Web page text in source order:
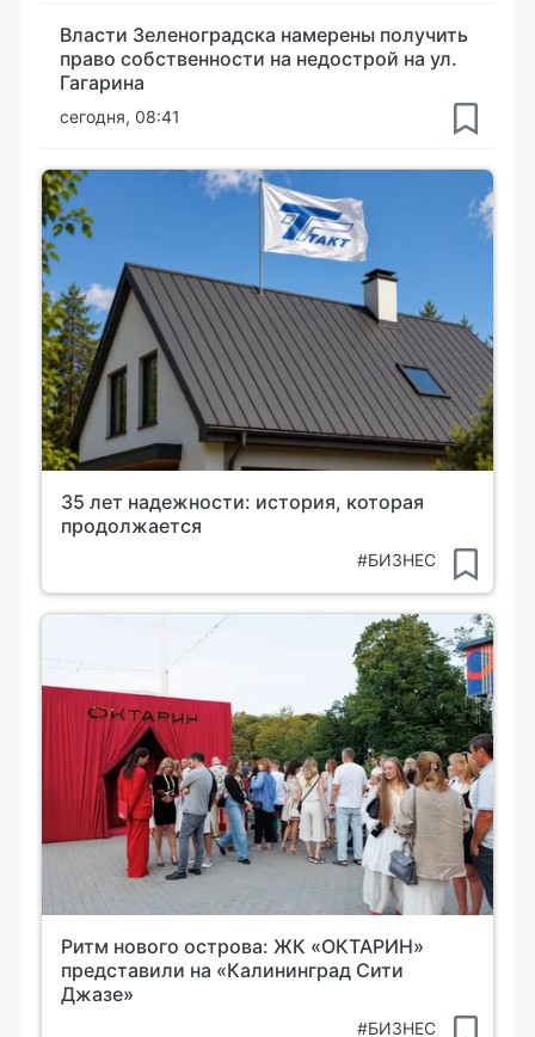
Власти Зеленоградска намерены получить
право собственности на недострой на ул.
Гагарина
сегодня, 08:41
35 лет надежности: история, которая
продолжается
#БИЗНЕС
Ритм нового острова: ЖК «ОКТАРИН»
представили на «Калининград Сити
Джазе»
#БИЗНЕС